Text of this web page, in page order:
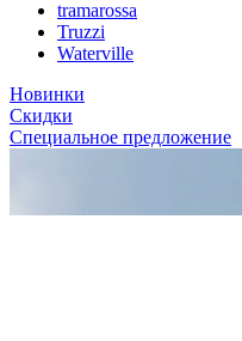
tramarossa
Truzzi
Waterville
Новинки
Скидки
Специальное предложение